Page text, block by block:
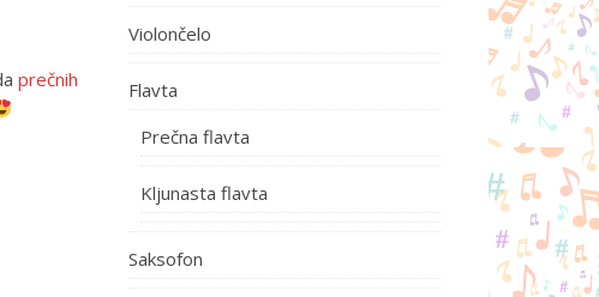
prečnih
Violončelo
Flavta
Prečna flavta
Kljunasta flavta
Saksofon